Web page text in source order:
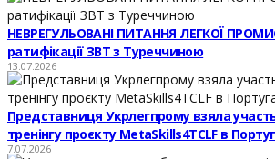
НЕВРЕГУЛЬОВАНІ ПИТАННЯ ЛЕГКОЇ
ратифікації ЗВТ з Туреччиною
13.07.2026
Представниця Укрлегпрому взяла
тренінгу проєкту MetaSkills4TCLF в
7.07.2026